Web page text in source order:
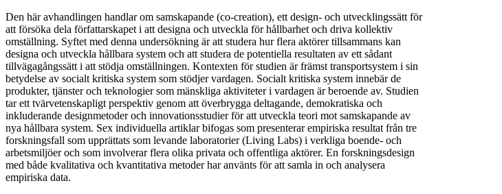
Den här avhandlingen handlar om samskapande (co-creation), ett design- och utvecklingssätt för
att försöka dela författarskapet i att designa och utveckla för hållbarhet och driva kollektiv
omställning. Syftet med denna undersökning är att studera hur flera aktörer tillsammans kan
designa och utveckla hållbara system och att studera de potentiella resultaten av ett sådant
tillvägagångssätt i att stödja omställningen. Kontexten för studien är främst transportsystem i sin
betydelse av socialt kritiska system som stödjer vardagen. Socialt kritiska system innebär de
produkter, tjänster och teknologier som mänskliga aktiviteter i vardagen är beroende av. Studien
tar ett tvärvetenskapligt perspektiv genom att överbrygga deltagande, demokratiska och
inkluderande designmetoder och innovationsstudier för att utveckla teori mot samskapande av
nya hållbara system. Sex individuella artiklar bifogas som presenterar empiriska resultat från tre
forskningsfall som upprättats som levande laboratorier (Living Labs) i verkliga boende- och
arbetsmiljöer och som involverar flera olika privata och offentliga aktörer. En forskningsdesign
med både kvalitativa och kvantitativa metoder har använts för att samla in och analysera
empiriska data.